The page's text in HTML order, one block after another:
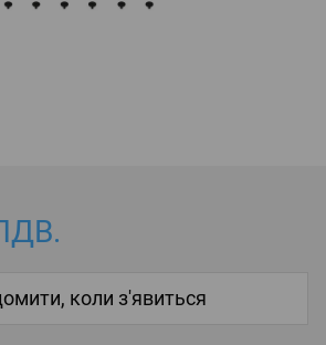
коли з'явиться